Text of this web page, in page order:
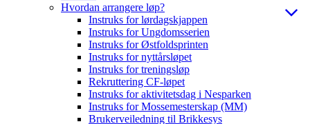
Hvordan arrangere løp?
Instruks for lørdagskjappen
Instruks for Ungdomsserien
Instruks for Østfoldsprinten
Instruks for nyttårsløpet
Instruks for treningsløp
Rekruttering CF-løpet
Instruks for aktivitetsdag i Nesparken
Instruks for Mossemesterskap (MM)
Brukerveiledning til Brikkesys